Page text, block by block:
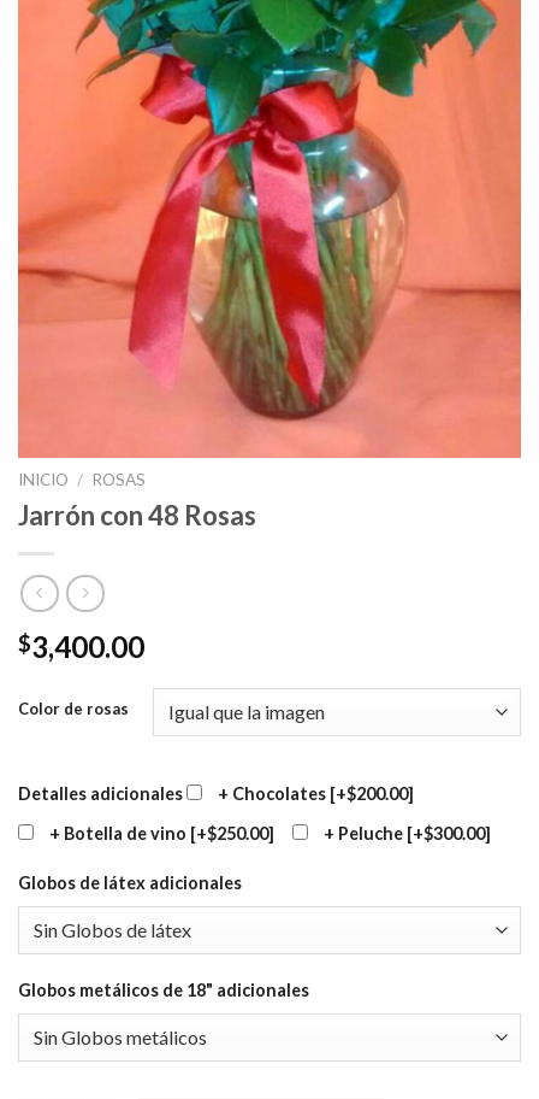
INICIO / ROSAS
Jarrón con 48 Rosas
$3,400.00
Color de rosas
Detalles adicionales + Chocolates [+$200.00]
+ Botella de vino [+$250.00] + Peluche [+$300.00]
Globos de látex adicionales
Globos metálicos de 18" adicionales